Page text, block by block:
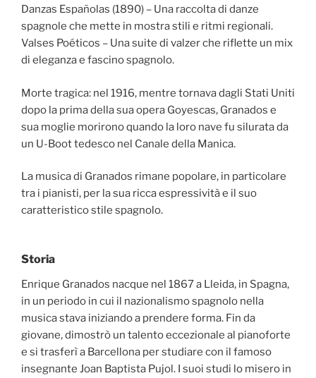
Danzas Españolas (1890) – Una raccolta di danze
spagnole che mette in mostra stili e ritmi regionali.
Valses Poéticos – Una suite di valzer che riflette un mix
di eleganza e fascino spagnolo.
Morte tragica: nel 1916, mentre tornava dagli Stati Uniti
dopo la prima della sua opera Goyescas, Granados e
sua moglie morirono quando la loro nave fu silurata da
un U-Boot tedesco nel Canale della Manica.
La musica di Granados rimane popolare, in particolare
tra i pianisti, per la sua ricca espressività e il suo
caratteristico stile spagnolo.
Storia
Enrique Granados nacque nel 1867 a Lleida, in Spagna,
in un periodo in cui il nazionalismo spagnolo nella
musica stava iniziando a prendere forma. Fin da
giovane, dimostrò un talento eccezionale al pianoforte
e si trasferì a Barcellona per studiare con il famoso
insegnante Joan Baptista Pujol. I suoi studi lo misero in